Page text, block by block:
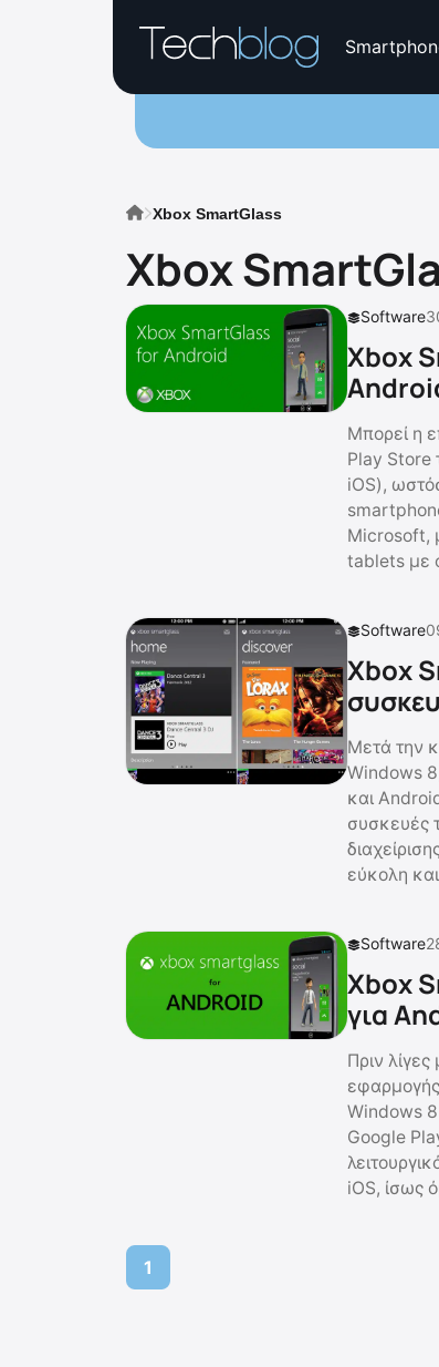
Xbox SmartGlass
Xbox
Software
Xbox
Μπορεί η
Play Store
iOS),
Microsoft,
tablets με
Software
Xbox
Μετά την
Windows
και
συσκευές
εύκολη
Software
Xbox
για
Πριν
Windows
Google
iOS, ίσως
1